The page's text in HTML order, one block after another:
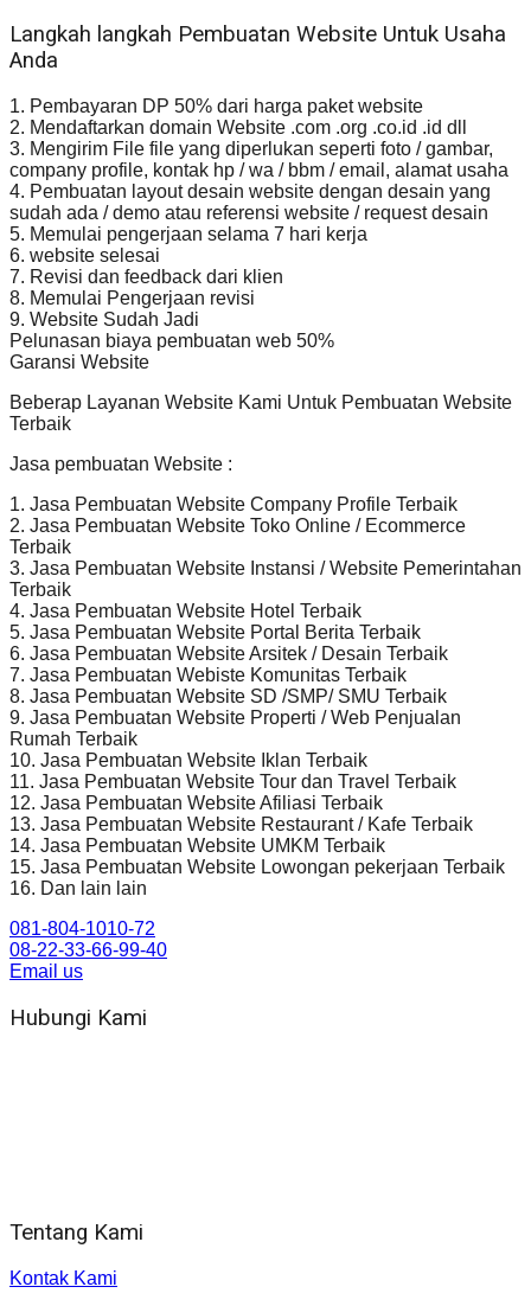
Langkah langkah Pembuatan Website Untuk Usaha
Anda
1. Pembayaran DP 50% dari harga paket website
2. Mendaftarkan domain Website .com .org .co.id .id dll
3. Mengirim File file yang diperlukan seperti foto / gambar,
company profile, kontak hp / wa / bbm / email, alamat usaha
4. Pembuatan layout desain website dengan desain yang
sudah ada / demo atau referensi website / request desain
5. Memulai pengerjaan selama 7 hari kerja
6. website selesai
7. Revisi dan feedback dari klien
8. Memulai Pengerjaan revisi
9. Website Sudah Jadi
Pelunasan biaya pembuatan web 50%
Garansi Website
Beberap Layanan Website Kami Untuk Pembuatan Website
Terbaik
Jasa pembuatan Website :
1. Jasa Pembuatan Website Company Profile Terbaik
2. Jasa Pembuatan Website Toko Online / Ecommerce
Terbaik
3. Jasa Pembuatan Website Instansi / Website Pemerintahan
Terbaik
4. Jasa Pembuatan Website Hotel Terbaik
5. Jasa Pembuatan Website Portal Berita Terbaik
6. Jasa Pembuatan Website Arsitek / Desain Terbaik
7. Jasa Pembuatan Webiste Komunitas Terbaik
8. Jasa Pembuatan Website SD /SMP/ SMU Terbaik
9. Jasa Pembuatan Website Properti / Web Penjualan
Rumah Terbaik
10. Jasa Pembuatan Website Iklan Terbaik
11. Jasa Pembuatan Website Tour dan Travel Terbaik
12. Jasa Pembuatan Website Afiliasi Terbaik
13. Jasa Pembuatan Website Restaurant / Kafe Terbaik
14. Jasa Pembuatan Website UMKM Terbaik
15. Jasa Pembuatan Website Lowongan pekerjaan Terbaik
16. Dan lain lain
081-804-1010-72
08-22-33-66-99-40
Email us
Hubungi Kami
Tentang Kami
Kontak Kami